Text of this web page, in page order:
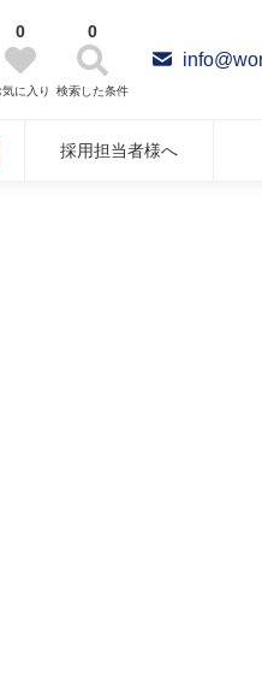
0
気に入り
0
検索した条件
採用担当者様へ